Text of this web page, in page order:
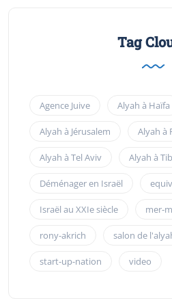
Tag
Agence Juive Alyah à Haïfa
Alyah à Jérusalem Alyah à
Alyah à Tel Aviv Alyah à
Déménager en Israël
Israël au XXIe siècle mer-
rony-akrich salon de
start-up-nation video